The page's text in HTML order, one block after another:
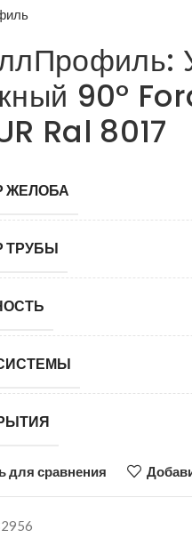
90°
Ral 8017
ЖЕЛОБА
ТРУБЫ
для сравнения